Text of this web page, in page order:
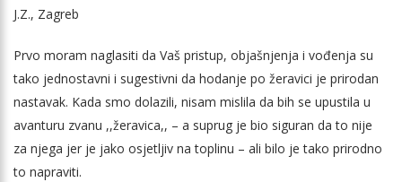
J.Z., Zagreb
Prvo moram naglasiti da Vaš pristup, objašnjenja i vođenja su
tako jednostavni i sugestivni da hodanje po žeravici je prirodan
nastavak. Kada smo dolazili, nisam mislila da bih se upustila u
avanturu zvanu ,,žeravica,, – a suprug je bio siguran da to nije
za njega jer je jako osjetljiv na toplinu – ali bilo je tako prirodno
to napraviti.